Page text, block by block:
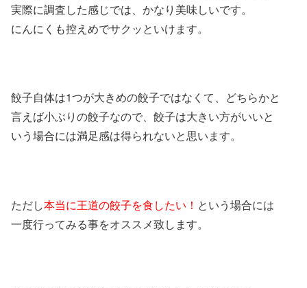
実際に調査した感じでは、かなり美味しいです。
にんにくも控えめでサクッといけます。
餃子自体は1つが大きめの餃子ではなくて、どちらかと
言えば小ぶりの餃子なので、餃子は大きい方がいいと
いう場合には満足感は得られないと思います。
ただし本当に王道の餃子を食したい！ という場合には
一度行ってみる事をオススメ致します。